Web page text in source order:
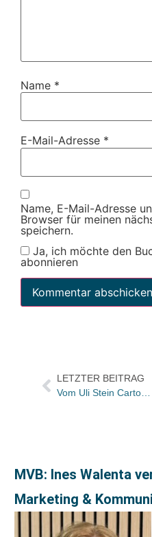
Name *
E-Mail-Adresse *
Name, E-Mail-Adresse
Browser für meinen
speichern.
Ja, ich möchte den
abonnieren
LETZTER BEITRAG
Vom Uli Stein Cartoon-Buch „Notebook“ konnte Lappan in sechs Wochen 100.000 Exemplare verkaufen
MVB: Ines Walenta
Marketing &